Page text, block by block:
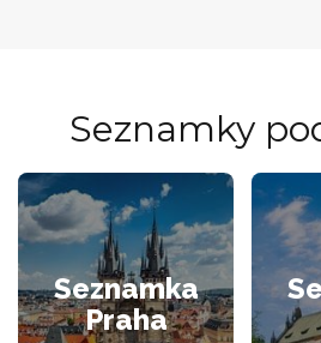
Seznamky
Seznamka
Praha